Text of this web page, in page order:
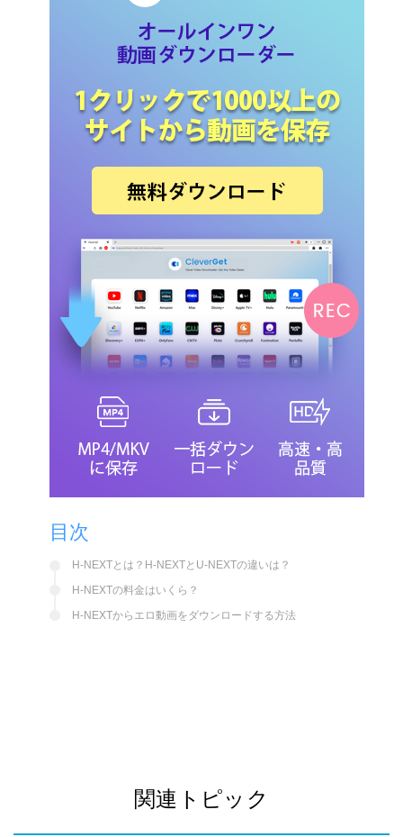
目次
H-NEXTとは？H-NEXTとU-NEXTの違いは？
H-NEXTの料金はいくら？
H-NEXTからエロ動画をダウンロードする方法
関連トピック